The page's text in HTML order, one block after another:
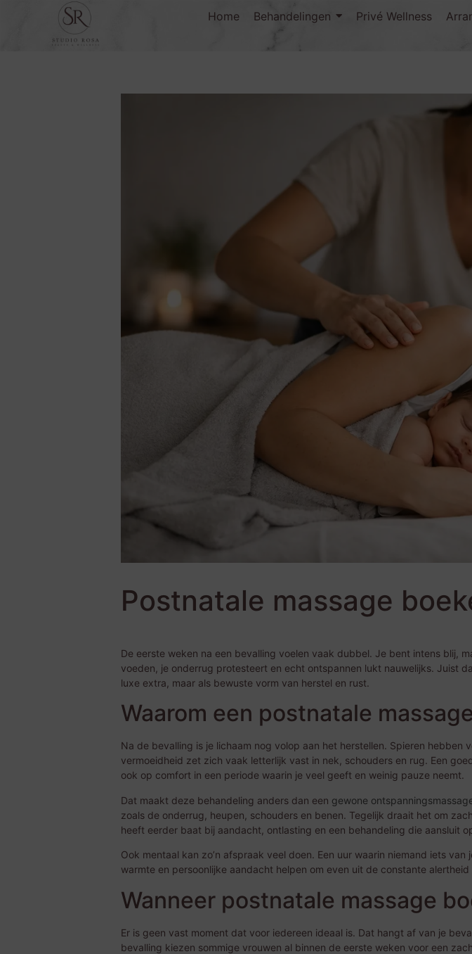
Home Behandelingen Privé Wellness
Postnatale massage
De eerste weken na een bevalling voelen vaak dubbel. Je bent intens blij,
voeden, je onderrug protesteert en echt ontspannen lukt nauwelijks. Juist
luxe extra, maar als bewuste vorm van herstel en rust.
Waarom een postnatale
Na de bevalling is je lichaam nog volop aan het herstellen. Spieren
vermoeidheid zet zich vaak letterlijk vast in nek, schouders en rug. Een
ook op comfort in een periode waarin je veel geeft en weinig pauze neemt.
Dat maakt deze behandeling anders dan een gewone
zoals de onderrug, heupen, schouders en benen. Tegelijk draait het om
heeft eerder baat bij aandacht, ontlasting en een behandeling die aansluit
Ook mentaal kan zo’n afspraak veel doen. Een uur waarin niemand iets
warmte en persoonlijke aandacht helpen om even uit de constante
Wanneer postnatale massage
Er is geen vast moment dat voor iedereen ideaal is. Dat hangt af van je
bevalling kiezen sommige vrouwen al binnen de eerste weken voor een